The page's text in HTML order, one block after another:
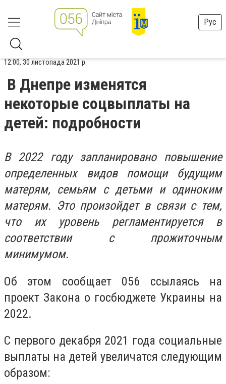
Рус
12:00, 30 листопада 2021 р.
В Днепре изменятся
некоторые соцвыплаты на
детей: подробности
В 2022 году запланировано повышение
определенных видов помощи будущим
матерям, семьям с детьми и одиноким
матерям. Это произойдет в связи с тем,
что их уровень регламентируется в
соответствии с прожиточным
минимумом.
Об этом сообщает 056 ссылаясь на
проект Закона о госбюджете Украины на
2022.
С первого декабря 2021 года социальные
выплаты на детей увеличатся следующим
образом: